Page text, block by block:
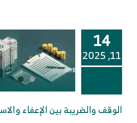
14
11, 2025
الوقف والضريبة بين الإعفاء